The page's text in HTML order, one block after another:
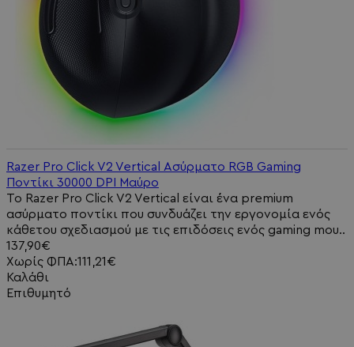
Razer Pro Click V2 Vertical Ασύρματο RGB Gaming
Ποντίκι 30000 DPI Μαύρο
Το Razer Pro Click V2 Vertical είναι ένα premium
ασύρματο ποντίκι που συνδυάζει την εργονομία ενός
κάθετου σχεδιασμού με τις επιδόσεις ενός gaming mou..
137,90€
Χωρίς ΦΠΑ:111,21€
Καλάθι
Επιθυμητό